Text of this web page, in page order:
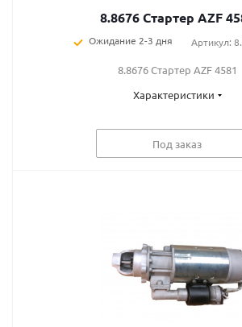
8.8676 Стартер AZF
Ожидание 2-3 дня Артикул:
8.8676 Стартер AZF 4581
Характеристики
Под заказ